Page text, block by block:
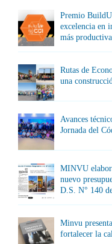
Premio
excelencia en
más
Rutas de
una
Avances
Jornada del
MINVU
nuevo
D.S. N° 140
Minvu
fortalecer la